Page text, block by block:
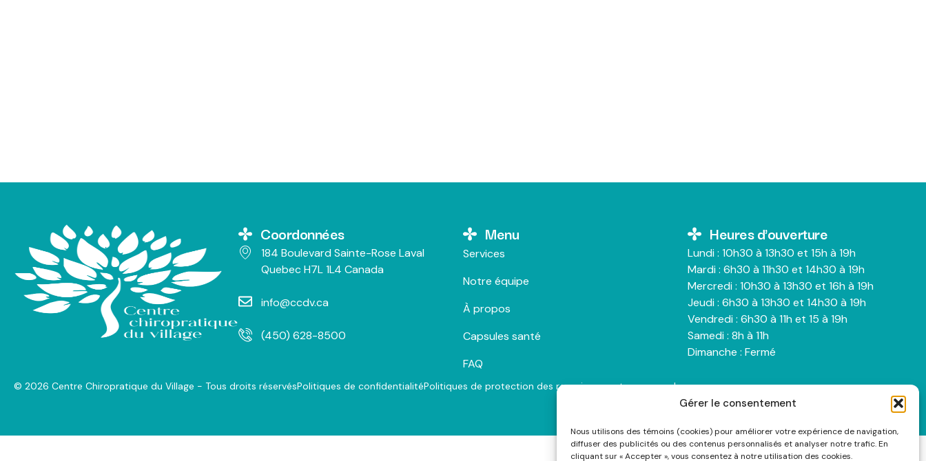
Gérer le consentement
Nous utilisons des témoins (cookies) pour améliorer votre expérience de navigation,
diffuser des publicités ou des contenus personnalisés et analyser notre trafic. En
cliquant sur « Accepter », vous consentez à notre utilisation des cookies.
Coordonnées
184 Boulevard Sainte-Rose Laval
Quebec H7L 1L4 Canada
info@ccdv.ca
(450) 628-8500
Menu
Services
Notre équipe
À propos
Capsules santé
FAQ
Heures d'ouverture
Lundi : 10h30 à 13h30 et 15h à 19h
Mardi : 6h30 à 11h30 et 14h30 à 19h
Mercredi : 10h30 à 13h30 et 16h à 19h
Jeudi : 6h30 à 13h30 et 14h30 à 19h
Vendredi : 6h30 à 11h et 15 à 19h
Samedi : 8h à 11h
Dimanche : Fermé
© 2026 Centre Chiropratique du Village - Tous droits réservésPolitiques de confidentialitéPolitiques de protection des renseignements personnels